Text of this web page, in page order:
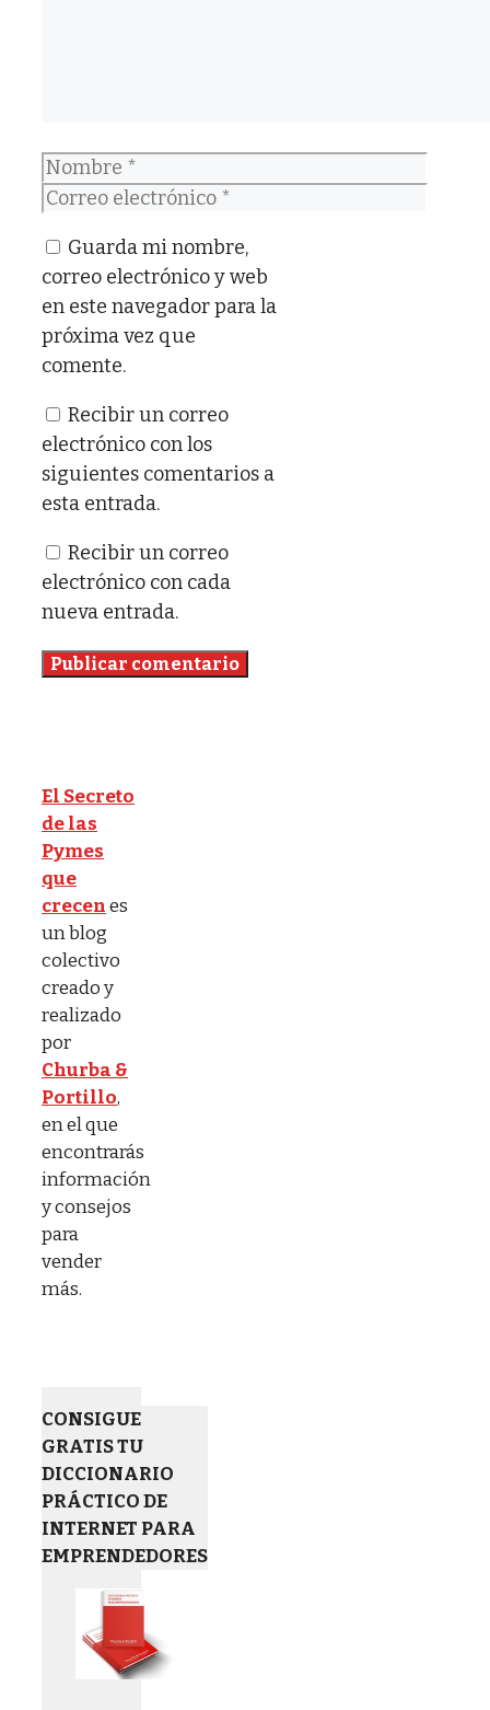
Nombre
Correo
Guarda mi nombre,
correo electrónico y web
en este navegador para la
próxima vez que
comente.
Recibir un correo
electrónico con los
siguientes comentarios a
esta entrada.
Recibir un correo
electrónico con cada
nueva entrada.
El Secreto
de las
Pymes
que
crecenes
un blog
colectivo
creado y
realizado
por
Churba &
Portillo,
en el que
encontrarás
información
y consejos
para
vender
más.
CONSIGUE
GRATIS TU
DICCIONARIO
PRÁCTICO DE
INTERNET PARA
EMPRENDEDORES